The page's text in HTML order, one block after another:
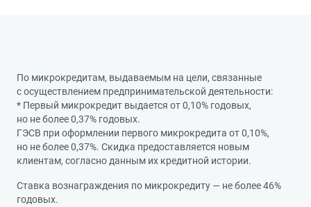
По микрокредитам, выдаваемым на цели, связанные
с осуществлением предпринимательской деятельности:
* Первый микрокредит выдается от 0,10% годовых,
но не более 0,37% годовых.
ГЭСВ при оформлении первого микрокредита от 0,10%,
но не более 0,37%. Скидка предоставляется новым
клиентам, согласно данным их кредитной истории.
Ставка вознаграждения по микрокредиту — не более 46%
годовых.